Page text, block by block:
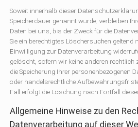
Soweit innerhalb dieser
Speicherdauer genannt wurde, verbleiben
Daten bei uns, bis der Zweck für die
Sie ein berechtigtes Löschersuchen geltend
Einwilligung zur Datenverarbeitung
gelöscht, sofern wir keine anderen
die Speicherung Ihrer personenbezogenen
oder handelsrechtliche
Fall erfolgt die Löschung nach Fortfall
Allgemeine Hinweise zu den
Datenverarbeitung auf dieser